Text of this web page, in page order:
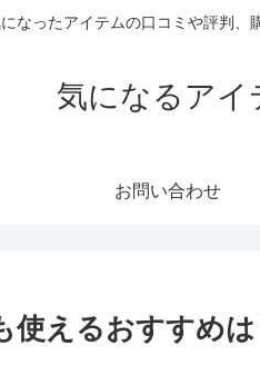
なったアイテムの口コミや評判、
気になるアイ
お問い合わせ
使えるおすすめ